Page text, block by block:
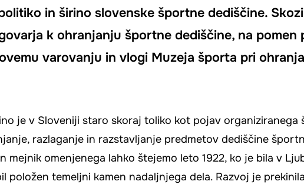
in širino slovenske športne dediščine.
k ohranjanju športne dediščine, na pomen
varovanju in vlogi Muzeja športa pri
je v Sloveniji staro skoraj toliko kot pojav organiziranega
razlaganje in razstavljanje predmetov dediščine
mejnik omenjenega lahko štejemo leto 1922, ko je bila v
položen temeljni kamen nadaljnjega dela. Razvoj je